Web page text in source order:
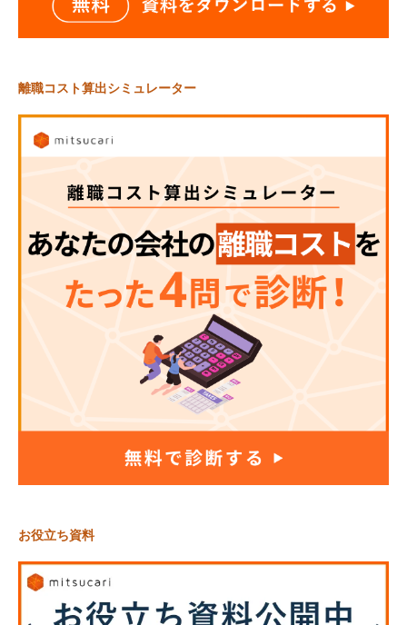
離職コスト算出シミュレーター
お役立ち資料